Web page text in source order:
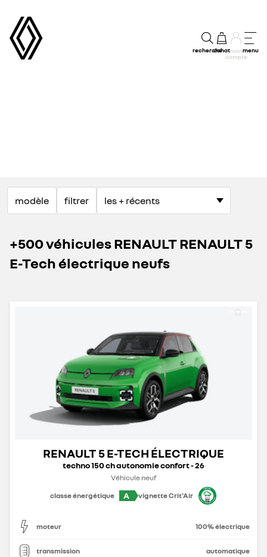
rechercheachatmon
compte
menu
modèle filtrer
+500 véhicules RENAULT RENAULT 5
E-Tech électrique neufs
RENAULT 5 E-TECH ÉLECTRIQUE
techno 150 ch autonomie confort - 26
Véhicule neuf
classe énergétique
A vignette Crit'Air
moteur 100% électrique
transmission automatique